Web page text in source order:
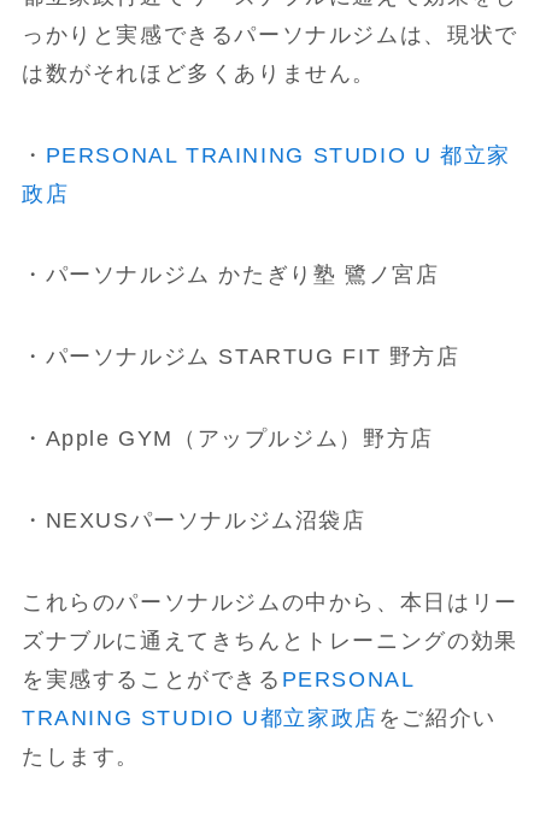
っかりと実感できるパーソナルジムは、現状で
は数がそれほど多くありません。
・ PERSONAL TRAINING STUDIO U 都立家
政店
・パーソナルジム かたぎり塾 鷺ノ宮店
・パーソナルジム STARTUG FIT 野方店
・Apple GYM（アップルジム）野方店
・NEXUSパーソナルジム沼袋店
これらのパーソナルジムの中から、本日はリー
ズナブルに通えてきちんとトレーニングの効果
を実感することができる PERSONAL
TRANING STUDIO U都立家政店 をご紹介い
たします。